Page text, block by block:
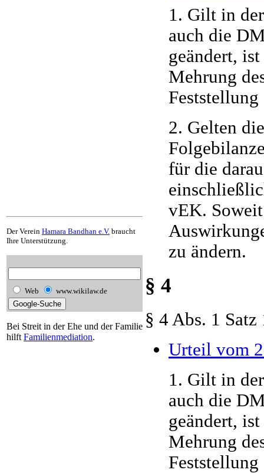
Der Verein Hamara Bandhan e.V. braucht
Ihre Unterstützung.
Web www.wikilaw.de
Bei Streit in der Ehe und der Familie
hilft Familienmediation.
1. Gilt in
auch die
geändert,
Mehrung
2. Gelten
für die
vEK.
zu ändern.
§ 4
§ 4 Abs. 1
Urteil vom
1. Gilt in
auch die
geändert,
Mehrung